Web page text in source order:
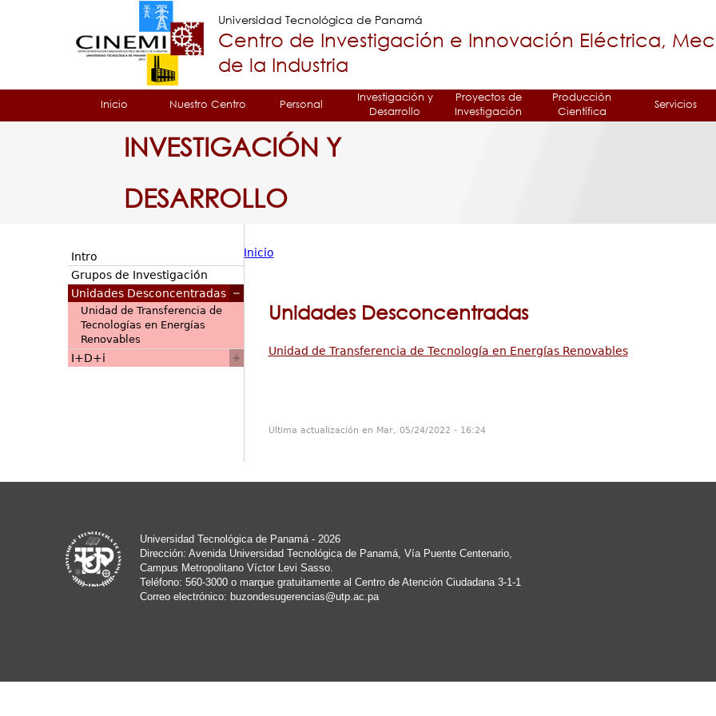
Universidad Tecnológica de Panamá
Centro de Investigación e Innovación Eléctrica,
de la Industria
Tropical
Principal
Inicio Nuestro Centro Personal
Investigación y
Desarrollo
Proyectos de
Investigación
Producción
Científica
Servicios
INVESTIGACIÓN Y
DESARROLLO
está
Inicio
Unidades Desconcentradas
Unidad de Transferencia de Tecnología en Energías Renovables
Última actualización en Mar, 05/24/2022 - 16:24
Intro
Grupos de Investigación
Unidades Desconcentradas
Unidad de Transferencia de
Tecnologías en Energías
Renovables
I+D+i
Universidad Tecnológica de Panamá - 2026
Dirección: Avenida Universidad Tecnológica de Panamá, Vía Puente Centenario,
Campus Metropolitano Víctor Levi Sasso.
Teléfono: 560-3000 o marque gratuitamente al Centro de Atención Ciudadana 3-1-1
Correo electrónico: buzondesugerencias@utp.ac.pa